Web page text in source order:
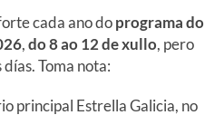
cada ano doprograma do
,do 8 ao 12 de xullo, pero
Toma nota:
principal Estrella Galicia, no